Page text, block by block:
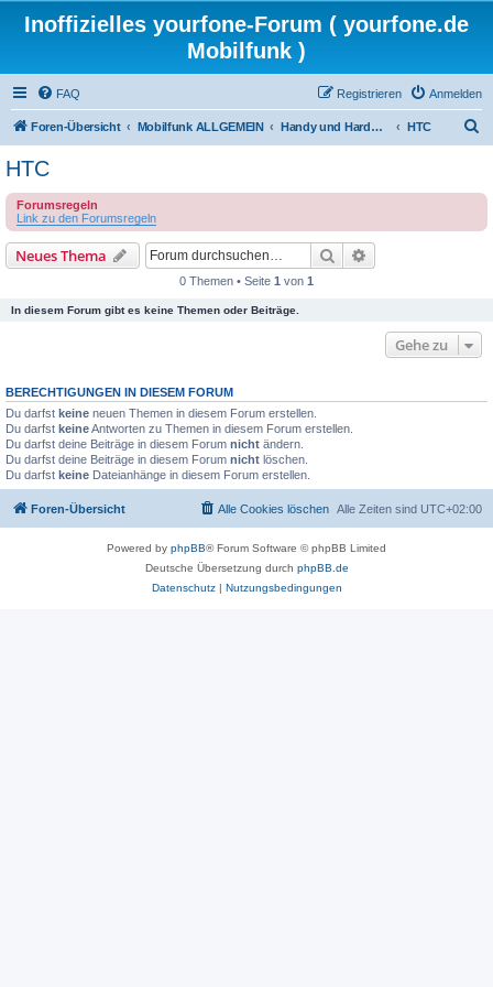
Inoffizielles yourfone-Forum ( yourfone.de
Mobilfunk )
FAQ Anmelden
Registrieren
Foren-Übersicht Mobilfunk ALLGEMEIN Handy und Hardware (Herstellerforen) HTC
e
HTC
Forumsregeln
Link zu den Forumsregeln
Neues Thema Suche
0 Themen • Seite 1 von 1
In diesem Forum gibt es keine Themen oder Beiträge.
Gehe zu
BERECHTIGUNGEN IN DIESEM FORUM
Du darfst keine neuen Themen in diesem Forum erstellen.
Du darfst keineAntworten zu Themen in diesem Forum erstellen.
Du darfst deine Beiträge in diesem Forum nicht ändern.
Du darfst deine Beiträge in diesem Forum nicht löschen.
Du darfst keine Dateianhänge in diesem Forum erstellen.
Foren-Übersicht Alle Zeiten sind UTC+02:00
Alle Cookies löschen
Powered by phpBB® Forum Software © phpBB Limited
Deutsche Übersetzung durch phpBB.de
Datenschutz| Nutzungsbedingungen